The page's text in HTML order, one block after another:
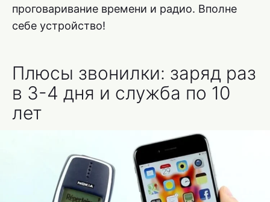
проговаривание времени и радио. Вполне
себе устройство!
Плюсы звонилки: заряд раз
в 3-4 дня и служба по 10
лет